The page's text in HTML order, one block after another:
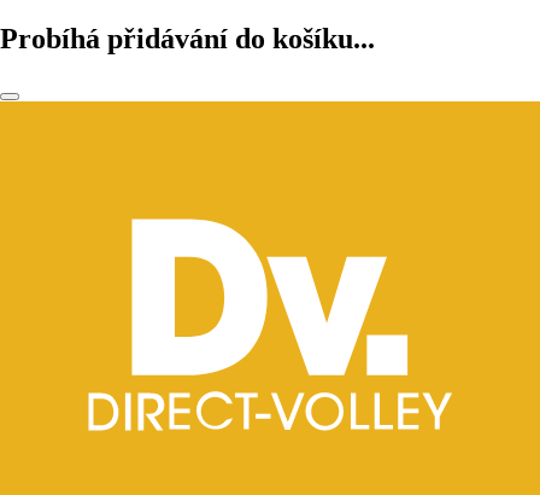
Probíhá přidávání do košíku...